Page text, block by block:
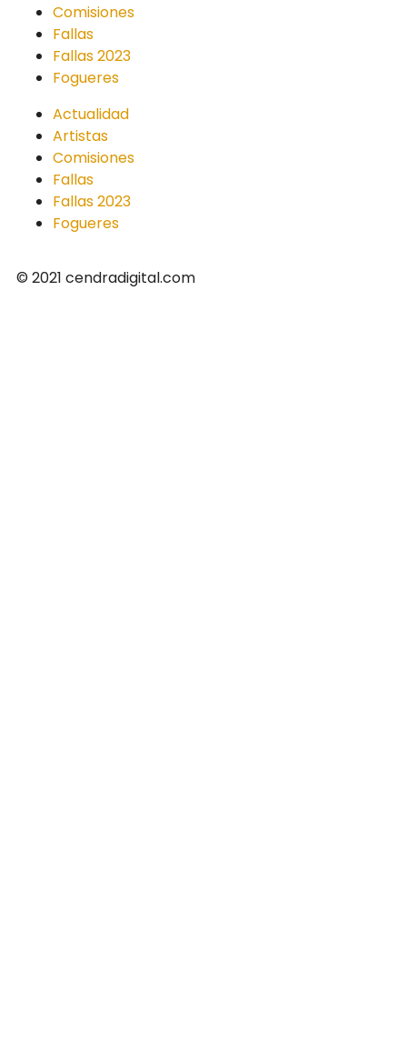
Comisiones
Fallas
Fallas 2023
Fogueres
Actualidad
Artistas
Comisiones
Fallas
Fallas 2023
Fogueres
© 2021 cendradigital.com